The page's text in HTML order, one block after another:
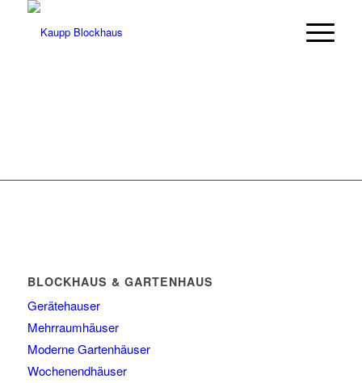
BLOCKHAUS & GARTENHAUS
Gerätehauser
Mehrraumhäuser
Moderne Gartenhäuser
Wochenendhäuser